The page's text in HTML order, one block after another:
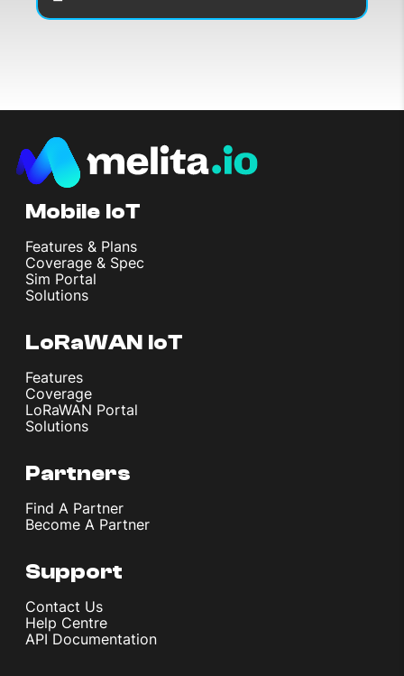
Mobile IoT
Features & Plans
Coverage & Spec
Sim Portal
Solutions
LoRaWAN IoT
Features
Coverage
LoRaWAN Portal
Solutions
Partners
Find A Partner
Become A Partner
Support
Contact Us
Help Centre
API Documentation